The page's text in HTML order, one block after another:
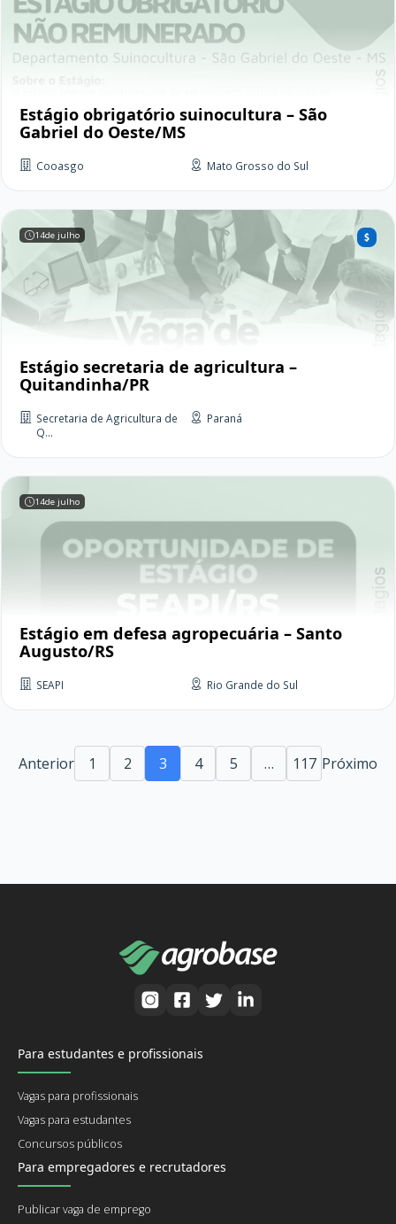
Estágio obrigatório suinocultura – São
Gabriel do Oeste/MS
Cooasgo Mato Grosso do Sul
14de julho
Estágio secretaria de agricultura –
Quitandinha/PR
Secretaria de Agricultura de
Q...
Paraná
14de julho
Estágio em defesa agropecuária – Santo
Augusto/RS
SEAPI Rio Grande do Sul
Anterior 1 2 3 4 5 … 117 Próximo
Para estudantes e profissionais
Vagas para profissionais
Vagas para estudantes
Concursos públicos
Para empregadores e recrutadores
Publicar vaga de emprego